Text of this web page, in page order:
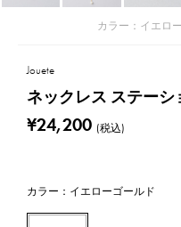
カラー：イエロ
Jouete
ネックレス ステーシ
¥24,200 (税込)
カラー：イエローゴールド